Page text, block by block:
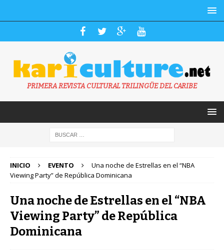
PRIMERA REVISTA CULTURAL TRILINGÜE DEL CARIBE
INICIO EVENTO
Una noche de Estrellas en el “NBA
Viewing Party” de República Dominicana
Una noche de Estrellas en el “NBA
Viewing Party” de República
Dominicana